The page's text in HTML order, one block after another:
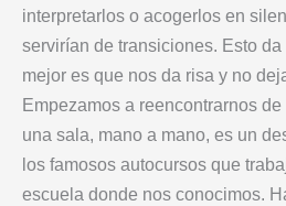
interpretarlos o acogerlos en
servirían de transiciones. Esto
mejor es que nos da risa y no
Empezamos a reencontrarnos
una sala, mano a mano, es un
los famosos autocursos que
escuela donde nos conocimos.